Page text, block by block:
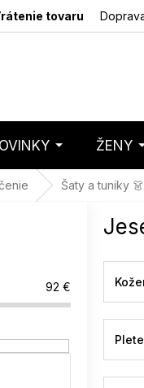
tovaru
košík
ŽENY
Šaty a tuniky 👗
92 €